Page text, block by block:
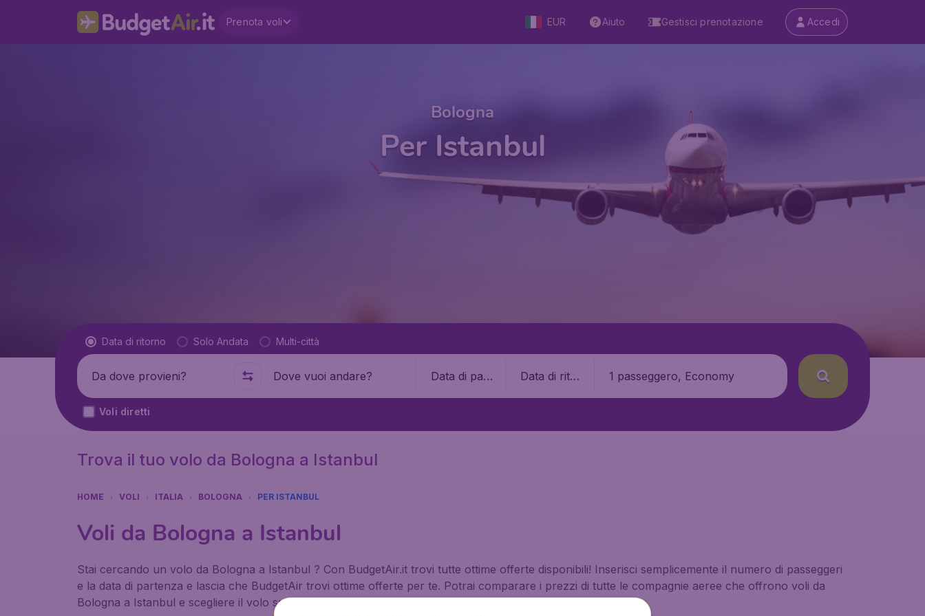
Prenota voli EUR Aiuto Gestisci prenotazione Accedi
Bologna
Per Istanbul
Tipo di volo
Data di ritorno Solo Andata Multi-città
Partenza da Dove
Data di part
Data di ritor
1 passeggero, Economy
Voli diretti
Trova il tuo volo da Bologna a Istanbul
HOME VOLI ITALIA BOLOGNA PER ISTANBUL
Voli da Bologna a Istanbul
Stai cercando un volo da Bologna a Istanbul ? Con BudgetAir.it trovi tutte ottime offerte disponibili! Inserisci semplicemente il numero di passeggeri
e la data di partenza e lascia che BudgetAir trovi ottime offerte per te. Potrai comparare i prezzi di tutte le compagnie aeree che offrono voli da
Bologna a Istanbul e scegliere il volo su misura per le tue esigenze.